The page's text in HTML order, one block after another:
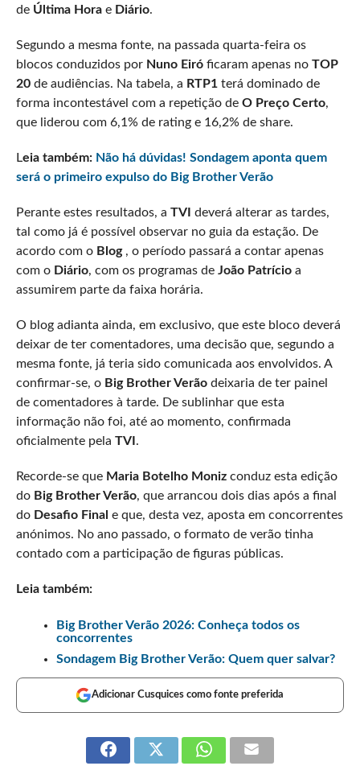
de Última Horae Diário.
Segundo a mesma fonte, na passada quarta-feira os
blocos conduzidos por Nuno Eiróficaram apenas no TOP
20de audiências. Na tabela, a RTP1terá dominado de
forma incontestável com a repetição de O Preço Certo,
que liderou com 6,1% de rating e 16,2% de share.
Leia também: Não há dúvidas! Sondagem aponta quem
será o primeiro expulso do Big Brother Verão
Perante estes resultados, a TVI deverá alterar as tardes,
tal como já é possível observar no guia da estação. De
acordo com o Blog , o período passará a contar apenas
com o Diário, com os programas de João Patrícioa
assumirem parte da faixa horária.
O blog adianta ainda, em exclusivo, que este bloco deverá
deixar de ter comentadores, uma decisão que, segundo a
mesma fonte, já teria sido comunicada aos envolvidos. A
confirmar-se, o Big Brother Verãodeixaria de ter painel
de comentadores à tarde. De sublinhar que esta
informação não foi, até ao momento, confirmada
oficialmente pela TVI .
Recorde-se que Maria Botelho Monizconduz esta edição
do Big Brother Verão, que arrancou dois dias após a final
do Desafio Final e que, desta vez, aposta em concorrentes
anónimos. No ano passado, o formato de verão tinha
contado com a participação de figuras públicas.
Leia também:
Big Brother Verão 2026: Conheça todos os
concorrentes
Sondagem Big Brother Verão: Quem quer salvar?
Adicionar Cusquices como fonte preferida